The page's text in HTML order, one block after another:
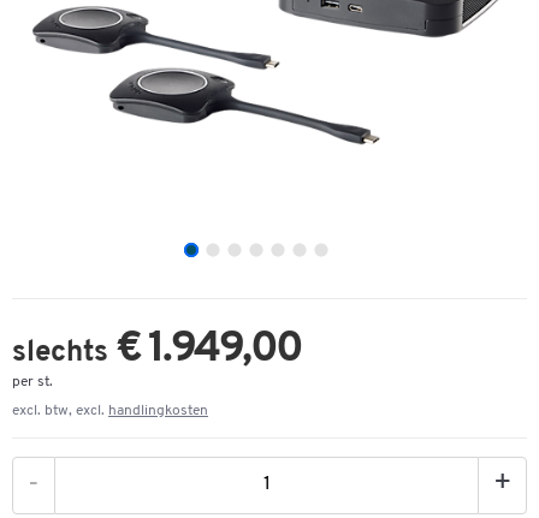
slechts € 1.949,00
per st.
excl. btw, excl. handlingkosten
- +